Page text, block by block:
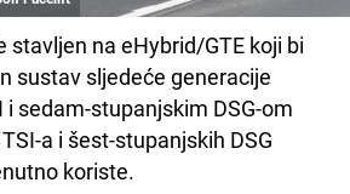
stavljen na eHybrid/GTE koji bi
sustav sljedeće generacije
sedam-stupanjskim DSG-om
a i šest-stupanjskih DSG
koriste.